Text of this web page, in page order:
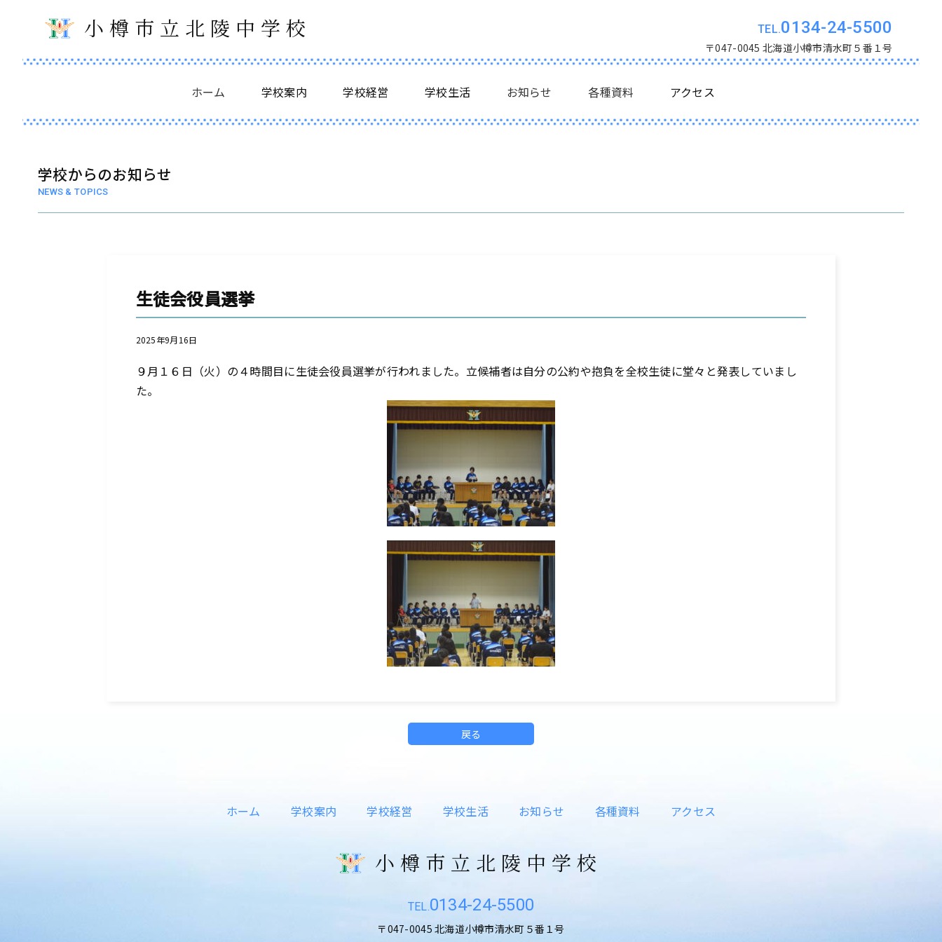
小樽市立北陵中学校
ホーム 学校案内 学校経営 学校生活 お知らせ 各種資料 アクセス
0134-24-5500
〒047-0045 北海道小樽市清水町５番１号
学校からのお知らせ
NEWS & TOPICS
生徒会役員選挙
2025年9月16日
９月１６日（火）の４時間目に生徒会役員選挙が行われました。立候補者は自分の公約や抱負を全校生徒に堂々と発表していまし
た。
戻る
ホーム 学校案内 学校経営 学校生活 お知らせ 各種資料 アクセス
小樽市立北陵中学校
0134-24-5500
〒047-0045 北海道小樽市清水町５番１号